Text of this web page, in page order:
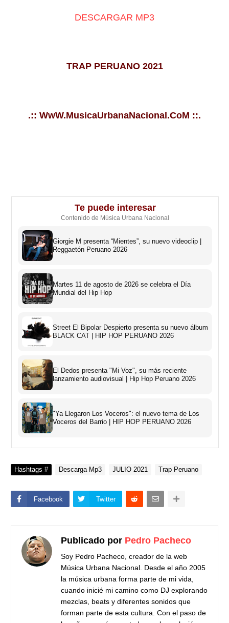
DESCARGAR MP3
TRAP PERUANO 2021
.:: WwW.MusicaUrbanaNacional.CoM ::.
Te puede interesar
Contenido de Música Urbana Nacional
Giorgie M presenta “Mientes”, su nuevo videoclip |
Reggaetón Peruano 2026
Martes 11 de agosto de 2026 se celebra el Día
Mundial del Hip Hop
Street El Bipolar Despierto presenta su nuevo álbum
BLACK CAT | HIP HOP PERUANO 2026
El Dedos presenta "Mi Voz", su más reciente
lanzamiento audiovisual | Hip Hop Peruano 2026
"Ya Llegaron Los Voceros": el nuevo tema de Los
Voceros del Barrio | HIP HOP PERUANO 2026
Hashtags # Descarga Mp3 JULIO 2021 Trap Peruano
Facebook Twitter
Publicado por Pedro Pacheco
Soy Pedro Pacheco, creador de la web
Música Urbana Nacional. Desde el año 2005
la música urbana forma parte de mi vida,
cuando inicié mi camino como DJ explorando
mezclas, beats y diferentes sonidos que
forman parte de esta cultura. Con el paso de